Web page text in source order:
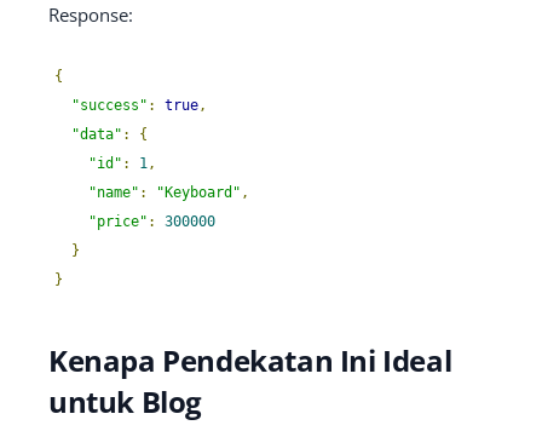
Response:
{
"success" : true ,
"data" :
{
"id" : 1 ,
"name" : "Keyboard" ,
"price" :
300000
}
}
Kenapa Pendekatan Ini Ideal
untuk Blog